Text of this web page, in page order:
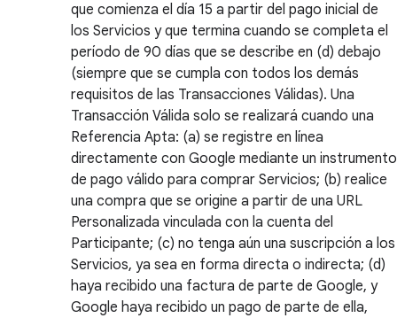
que comienza el día 15 a partir del pago inicial de
los Servicios y que termina cuando se completa el
período de 90 días que se describe en (d) debajo
(siempre que se cumpla con todos los demás
requisitos de las Transacciones Válidas). Una
Transacción Válida solo se realizará cuando una
Referencia Apta: (a) se registre en línea
directamente con Google mediante un instrumento
de pago válido para comprar Servicios; (b) realice
una compra que se origine a partir de una URL
Personalizada vinculada con la cuenta del
Participante; (c) no tenga aún una suscripción a los
Servicios, ya sea en forma directa o indirecta; (d)
haya recibido una factura de parte de Google, y
Google haya recibido un pago de parte de ella,